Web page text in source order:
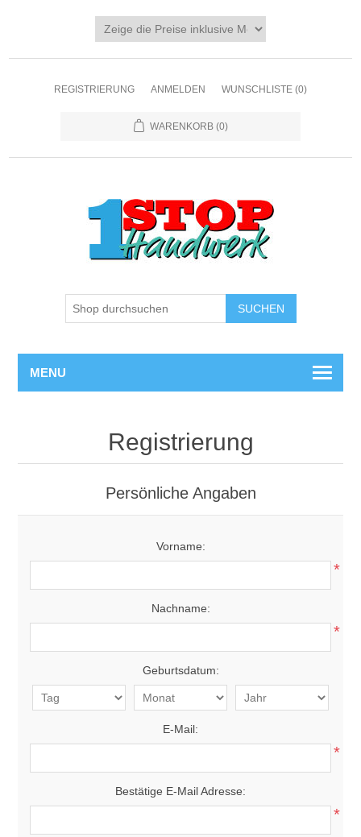
REGISTRIERUNG ANMELDEN WUNSCHLISTE (0)
WARENKORB (0)
MENU
Registrierung
Persönliche Angaben
Vorname:
*
Nachname:
*
Geburtsdatum:
E-Mail:
*
Bestätige E-Mail Adresse:
*